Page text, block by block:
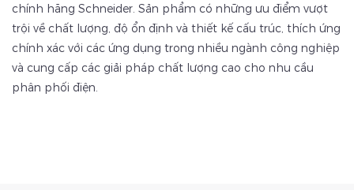
chính hãng Schneider. Sản phẩm có những ưu điểm vượt
trội về chất lượng, độ ổn định và thiết kế cấu trúc, thích ứng
chính xác với các ứng dụng trong nhiều ngành công nghiệp
và cung cấp các giải pháp chất lượng cao cho nhu cầu
phân phối điện.